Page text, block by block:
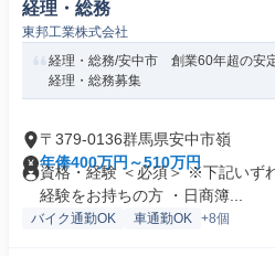
経理・総務
東邦工業株式会社
経理・総務/安中市 創業60年超の安
経理・総務募集
〒379-0136群馬県安中市嶺
年俸400万円～510万円
資格・経験 ＜必須＞ ※下記いず
経験をお持ちの方 ・日商簿...
バイク通勤OK 車通勤OK +8個